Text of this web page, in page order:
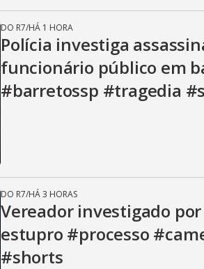
DO R7/HÁ 1 HORA
Polícia investiga
funcionário público em
#barretossp #tragedia
DO R7/HÁ 3 HORAS
Vereador investigado por
estupro #processo
#shorts